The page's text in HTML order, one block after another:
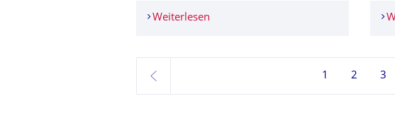
Weiterlesen Neue Veröffentlichung: "Antibiotic
zurück
1 2 3